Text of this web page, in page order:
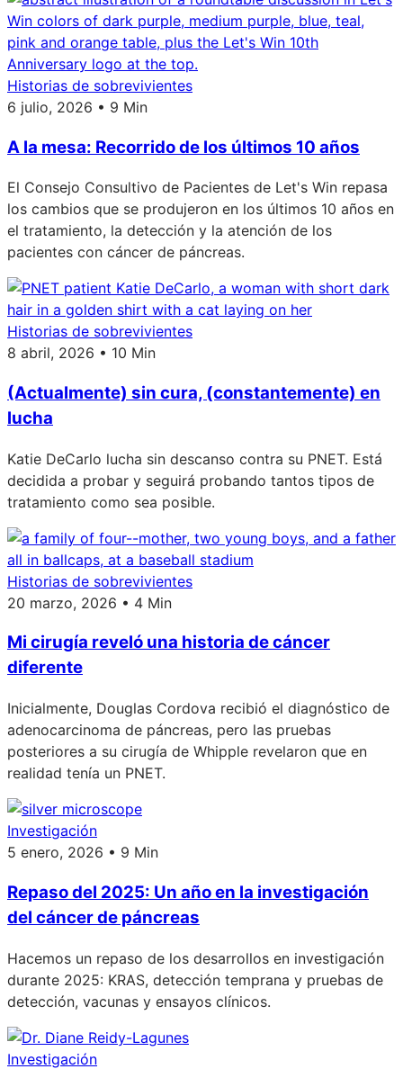
Historias de sobrevivientes
6 julio, 2026 • 9 Min
A la mesa: Recorrido de los últimos 10 años
El Consejo Consultivo de Pacientes de Let's Win repasa
los cambios que se produjeron en los últimos 10 años en
el tratamiento, la detección y la atención de los
pacientes con cáncer de páncreas.
Historias de sobrevivientes
8 abril, 2026 • 10 Min
(Actualmente) sin cura, (constantemente) en
lucha
Katie DeCarlo lucha sin descanso contra su PNET. Está
decidida a probar y seguirá probando tantos tipos de
tratamiento como sea posible.
Historias de sobrevivientes
20 marzo, 2026 • 4 Min
Mi cirugía reveló una historia de cáncer
diferente
Inicialmente, Douglas Cordova recibió el diagnóstico de
adenocarcinoma de páncreas, pero las pruebas
posteriores a su cirugía de Whipple revelaron que en
realidad tenía un PNET.
Investigación
5 enero, 2026 • 9 Min
Repaso del 2025: Un año en la investigación
del cáncer de páncreas
Hacemos un repaso de los desarrollos en investigación
durante 2025: KRAS, detección temprana y pruebas de
detección, vacunas y ensayos clínicos.
Investigación